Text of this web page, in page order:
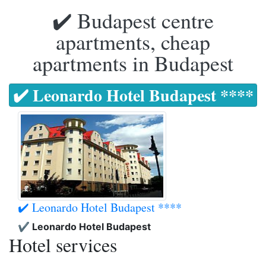
✔️ Budapest centre
apartments, cheap
apartments in Budapest
✔️ Leonardo Hotel Budapest ****
✔️ Leonardo Hotel Budapest ****
✔️ Leonardo Hotel Budapest
Hotel services